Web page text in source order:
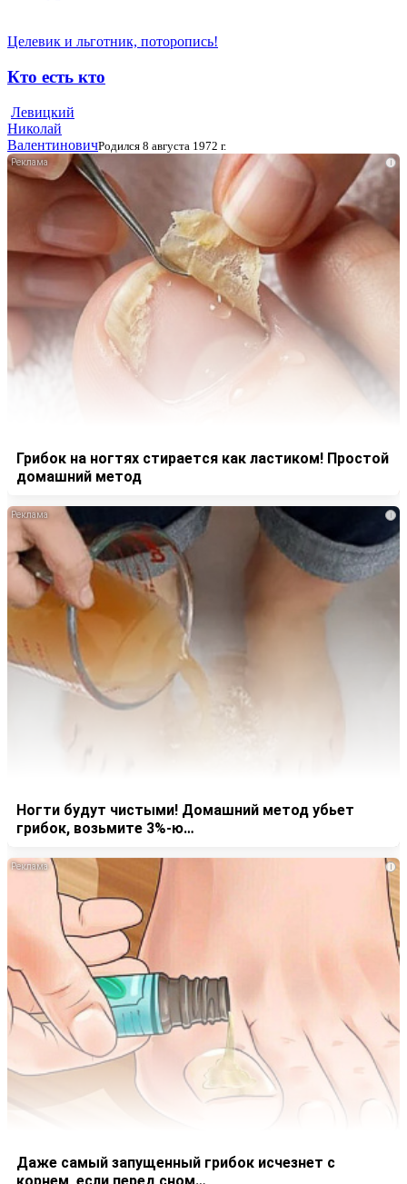
Целевик и льготник, поторопись!
Кто есть кто
Левицкий
Николай
ВалентиновичРодился 8 августа 1972 г.
i
Грибок на ногтях стирается как ластиком! Простой
домашний метод
i
Ногти будут чистыми! Домашний метод убьет
грибок, возьмите 3%-ю…
i
Даже самый запущенный грибок исчезнет с